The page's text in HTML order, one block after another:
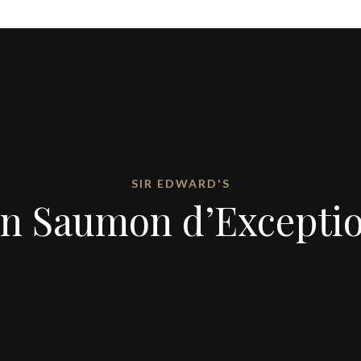
SIR EDWARD'S
Saumon